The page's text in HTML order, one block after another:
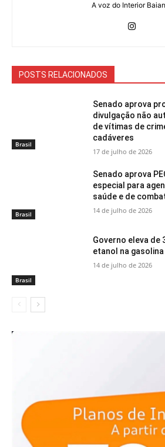
A voz do Interior
POSTS RELACIONADOS
Brasil
Senado aprova
divulgação não
de vítimas de
cadáveres
17 de julho de 2026
Brasil
Senado aprova
especial para
saúde e de
14 de julho de 2026
Brasil
Governo eleva de
etanol na
14 de julho de 2026